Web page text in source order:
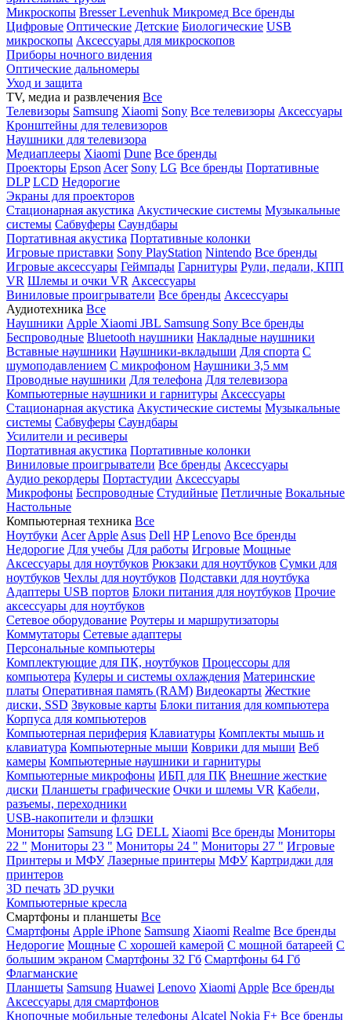
Микроскопы BresserLevenhuk Микромед Все бренды
Цифровые Оптические Детские Биологические USB
микроскопы Аксессуары для микроскопов
Приборы ночного видения
Оптические дальномеры
Уход и защита
TV, медиа и развлечения Все
Телевизоры Samsung Xiaomi Sony Все телевизоры Аксессуары
Кронштейны для телевизоров
Наушники для телевизора
Медиаплееры Xiaomi Dune Все бренды
Проекторы Epson Acer Sony LG Все бренды Портативные
DLP LCD Недорогие
Экраны для проекторов
Стационарная акустика Акустические системы Музыкальные
системы Сабвуферы Саундбары
Портативная акустика Портативные колонки
Игровые приставки Sony PlayStation Nintendo Все бренды
Игровые аксессуары Геймпады Гарнитуры Рули, педали, КПП
VR Шлемы и очки VR Аксессуары
Виниловые проигрыватели Все бренды Аксессуары
Аудиотехника Все
Наушники Apple Xiaomi JBL Samsung Sony Все бренды
Беспроводные Bluetooth наушники Накладные наушники
Вставные наушники Наушники-вкладыши Для спорта С
шумоподавлением С микрофоном Наушники 3,5 мм
Проводные наушники Для телефона Для телевизора
Компьютерные наушники и гарнитуры Аксессуары
Стационарная акустика Акустические системы Музыкальные
системы Сабвуферы Саундбары
Усилители и ресиверы
Портативная акустика Портативные колонки
Виниловые проигрыватели Все бренды Аксессуары
Аудио рекордеры Портастудии Аксессуары
Микрофоны Беспроводные Студийные Петличные Вокальные
Настольные
Компьютерная техника Все
Ноутбуки Acer Apple Asus Dell HP Lenovo Все бренды
Недорогие Для учебы Для работы Игровые Мощные
Аксессуары для ноутбуков Рюкзаки для ноутбуков Сумки для
ноутбуков Чехлы для ноутбуков Подставки для ноутбука
Адаптеры USB портов Блоки питания для ноутбуков Прочие
аксессуары для ноутбуков
Сетевое оборудование Роутеры и маршрутизаторы
Коммутаторы Сетевые адаптеры
Персональные компьютеры
Комплектующие для ПК, ноутбуков Процессоры для
компьютера Кулеры и системы охлаждения Материнские
платы Оперативная память (RAM) Видеокарты Жесткие
диски, SSD Звуковые карты Блоки питания для компьютера
Корпуса для компьютеров
Компьютерная периферия Клавиатуры Комплекты мышь и
клавиатура Компьютерные мыши Коврики для мыши Веб
камеры Компьютерные наушники и гарнитуры
Компьютерные микрофоны ИБП для ПК Внешние жесткие
диски Планшеты графические Очки и шлемы VR Кабели,
разъемы, переходники
USB-накопители и флэшки
Мониторы Samsung LG DELL Xiaomi Все бренды Мониторы
22 " Мониторы 23 " Мониторы 24 " Мониторы 27 " Игровые
Принтеры и МФУ Лазерные принтеры МФУ Картриджи для
принтеров
3D печать 3D ручки
Компьютерные кресла
Смартфоны и планшеты Все
Смартфоны Apple iPhone Samsung Xiaomi Realme Все бренды
Недорогие Мощные С хорошей камерой С мощной батареей С
большим экраном Смартфоны 32 Гб Смартфоны 64 Гб
Флагманские
Планшеты Samsung Huawei Lenovo Xiaomi Apple Все бренды
Аксессуары для смартфонов
Кнопочные мобильные телефоны Alcatel Nokia F+ Все бренды